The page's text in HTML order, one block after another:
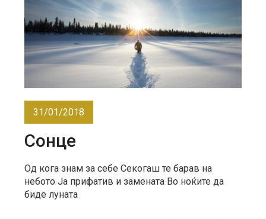
31/01/2018
Сонце
Од кога знам за себе Секогаш те барав на
небото Ја прифатив и замената Во ноќите да
биде луната